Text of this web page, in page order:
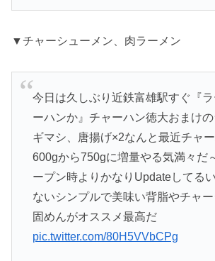
▼チャーシューメン、肉ラーメン
今日は久しぶり近鉄富雄駅すぐ『
ーハンか』チャーハン徳大おまけ
ギマシ、唐揚げ×2なんと最近チャ
600gから750gに増量やる気満々だ
ープン時よりかなりUpdateしてる
ないシンプルで美味い背脂やチャ
固めんがオススメ最高だ
pic.twitter.com/80H5VVbCPg